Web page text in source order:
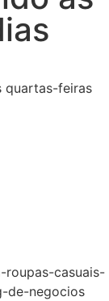
quartas-feiras